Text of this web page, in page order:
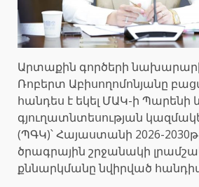
Արտաքին գործերի
Ռոբերտ Աբիսողոմոնյանը
հանդես է եկել ՄԱԿ-ի Պարենի
գյուղատնտեսության
(ՊԳԿ)՝ Հայաստանի 2026-
ծրագրային շրջանակի
քննարկմանը նվիրված